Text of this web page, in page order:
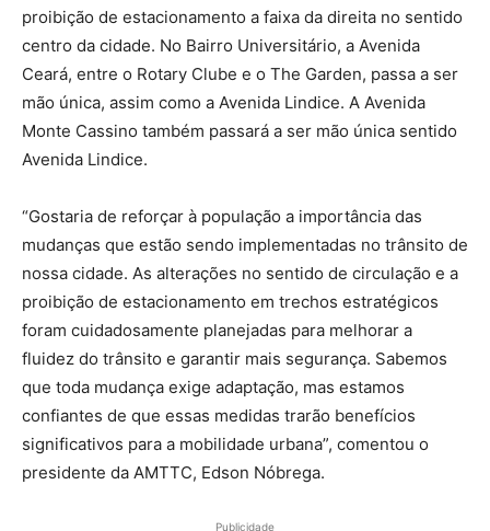
proibição de estacionamento a faixa da direita no sentido
centro da cidade. No Bairro Universitário, a Avenida
Ceará, entre o Rotary Clube e o The Garden, passa a ser
mão única, assim como a Avenida Lindice. A Avenida
Monte Cassino também passará a ser mão única sentido
Avenida Lindice.
“Gostaria de reforçar à população a importância das
mudanças que estão sendo implementadas no trânsito de
nossa cidade. As alterações no sentido de circulação e a
proibição de estacionamento em trechos estratégicos
foram cuidadosamente planejadas para melhorar a
fluidez do trânsito e garantir mais segurança. Sabemos
que toda mudança exige adaptação, mas estamos
confiantes de que essas medidas trarão benefícios
significativos para a mobilidade urbana”, comentou o
presidente da AMTTC, Edson Nóbrega.
Publicidade